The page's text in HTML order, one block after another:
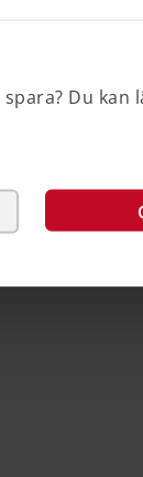
Du kan